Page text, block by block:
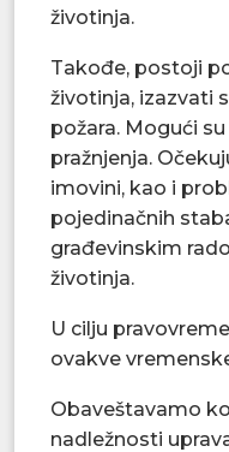
životinja.
Takođe, postoji
životinja, izazvati
požara. Mogući
pražnjenja.
imovini, kao i
pojedinačnih
građevinskim
životinja.
U cilju
ovakve
Obaveštavamo
nadležnosti